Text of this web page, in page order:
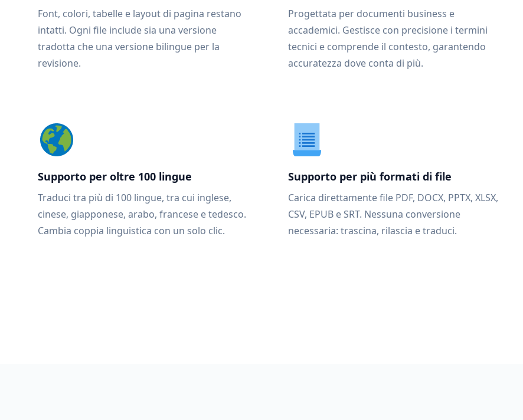
Font, colori, tabelle e layout di pagina restano
intatti. Ogni file include sia una versione
tradotta che una versione bilingue per la
revisione.
Progettata per documenti business e
accademici. Gestisce con precisione i termini
tecnici e comprende il contesto, garantendo
accuratezza dove conta di più.
Supporto per oltre 100 lingue
Traduci tra più di 100 lingue, tra cui inglese,
cinese, giapponese, arabo, francese e tedesco.
Cambia coppia linguistica con un solo clic.
Supporto per più formati di file
Carica direttamente file PDF, DOCX, PPTX, XLSX,
CSV, EPUB e SRT. Nessuna conversione
necessaria: trascina, rilascia e traduci.